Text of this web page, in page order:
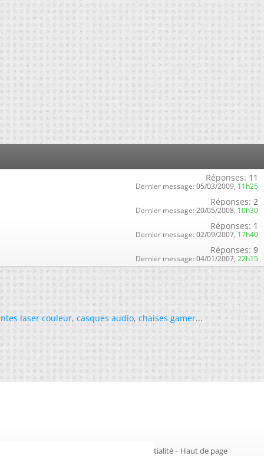
Réponses: 11
Dernier message: 05/03/2009, 11h25
Réponses: 2
Dernier message: 20/05/2008, 10h30
Réponses: 1
Dernier message: 02/09/2007, 17h40
Réponses: 9
Dernier message: 04/01/2007, 22h15
laser couleur,casques audio,chaises gamer...
Politique de confidentialité- Haut de page